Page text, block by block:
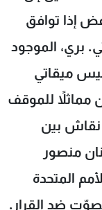
إذا توافق
بري، الموجود
ميقاتي
مماثلاً للموقف
بين
منصور
المتحدة
ضد القرار.